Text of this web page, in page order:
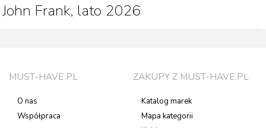
John Frank, lato 2026
MUST-HAVE.PL
O nas
Współpraca
ZAKUPY Z MUST-HAVE.PL
Katalog marek
Mapa kategorii